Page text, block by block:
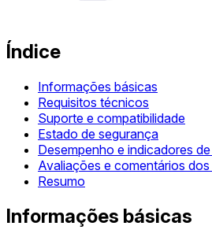
Índice
Informações básicas
Requisitos técnicos
Suporte e compatibilidade
Estado de segurança
Desempenho e indicadores
Avaliações e comentários dos
Resumo
Informações básicas